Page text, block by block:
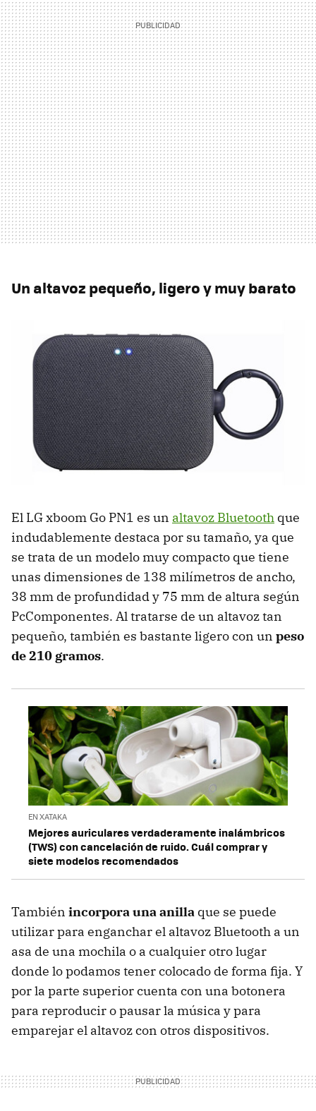
Un altavoz pequeño, ligero y muy barato
El LG xboom Go PN1 es un altavoz Bluetooth que
indudablemente destaca por su tamaño, ya que
se trata de un modelo muy compacto que tiene
unas dimensiones de 138 milímetros de ancho,
38 mm de profundidad y 75 mm de altura según
PcComponentes. Al tratarse de un altavoz tan
pequeño, también es bastante ligero con un peso
de 210 gramos.
EN XATAKA
Mejores auriculares verdaderamente inalámbricos
(TWS) con cancelación de ruido. Cuál comprar y
siete modelos recomendados
También incorpora una anilla que se puede
utilizar para enganchar el altavoz Bluetooth a un
asa de una mochila o a cualquier otro lugar
donde lo podamos tener colocado de forma fija. Y
por la parte superior cuenta con una botonera
para reproducir o pausar la música y para
emparejar el altavoz con otros dispositivos.